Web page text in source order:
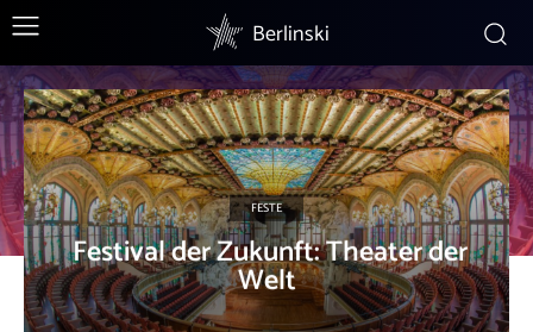
Berlinski
FESTE
Festival der Zukunft: Theater der
Welt